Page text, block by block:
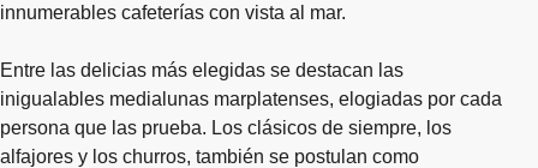
innumerables cafeterías con vista al mar.
Entre las delicias más elegidas se destacan las
inigualables medialunas marplatenses, elogiadas por cada
persona que las prueba. Los clásicos de siempre, los
alfajores y los churros, también se postulan como